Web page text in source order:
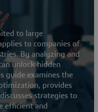
to large
to companies of
By analyzing and
unlock hidden
guide examines the
provides
strategies to
efficient and